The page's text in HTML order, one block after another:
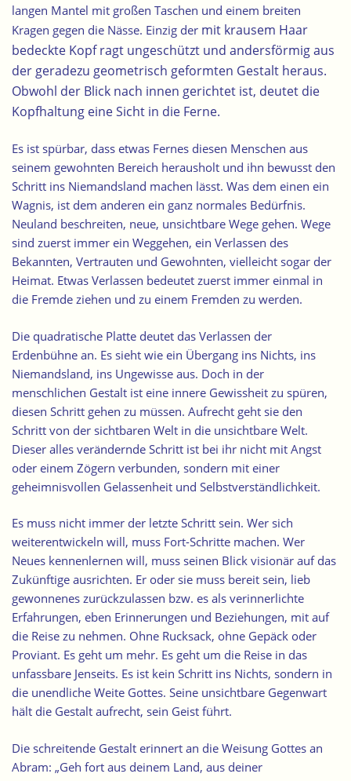
langen Mantel mit großen Taschen und einem breiten
Kragen gegen die Nässe. Einzig der mit krausem Haar
bedeckte Kopf ragt ungeschützt und andersförmig aus
der geradezu geometrisch geformten Gestalt heraus.
Obwohl der Blick nach innen gerichtet ist, deutet die
Kopfhaltung eine Sicht in die Ferne.
Es ist spürbar, dass etwas Fernes diesen Menschen aus
seinem gewohnten Bereich herausholt und ihn bewusst den
Schritt ins Niemandsland machen lässt. Was dem einen ein
Wagnis, ist dem anderen ein ganz normales Bedürfnis.
Neuland beschreiten, neue, unsichtbare Wege gehen. Wege
sind zuerst immer ein Weggehen, ein Verlassen des
Bekannten, Vertrauten und Gewohnten, vielleicht sogar der
Heimat. Etwas Verlassen bedeutet zuerst immer einmal in
die Fremde ziehen und zu einem Fremden zu werden.
Die quadratische Platte deutet das Verlassen der
Erdenbühne an. Es sieht wie ein Übergang ins Nichts, ins
Niemandsland, ins Ungewisse aus. Doch in der
menschlichen Gestalt ist eine innere Gewissheit zu spüren,
diesen Schritt gehen zu müssen. Aufrecht geht sie den
Schritt von der sichtbaren Welt in die unsichtbare Welt.
Dieser alles verändernde Schritt ist bei ihr nicht mit Angst
oder einem Zögern verbunden, sondern mit einer
geheimnisvollen Gelassenheit und Selbstverständlichkeit.
Es muss nicht immer der letzte Schritt sein. Wer sich
weiterentwickeln will, muss Fort-Schritte machen. Wer
Neues kennenlernen will, muss seinen Blick visionär auf das
Zukünftige ausrichten. Er oder sie muss bereit sein, lieb
gewonnenes zurückzulassen bzw. es als verinnerlichte
Erfahrungen, eben Erinnerungen und Beziehungen, mit auf
die Reise zu nehmen. Ohne Rucksack, ohne Gepäck oder
Proviant. Es geht um mehr. Es geht um die Reise in das
unfassbare Jenseits. Es ist kein Schritt ins Nichts, sondern in
die unendliche Weite Gottes. Seine unsichtbare Gegenwart
hält die Gestalt aufrecht, sein Geist führt.
Die schreitende Gestalt erinnert an die Weisung Gottes an
Abram: „Geh fort aus deinem Land, aus deiner